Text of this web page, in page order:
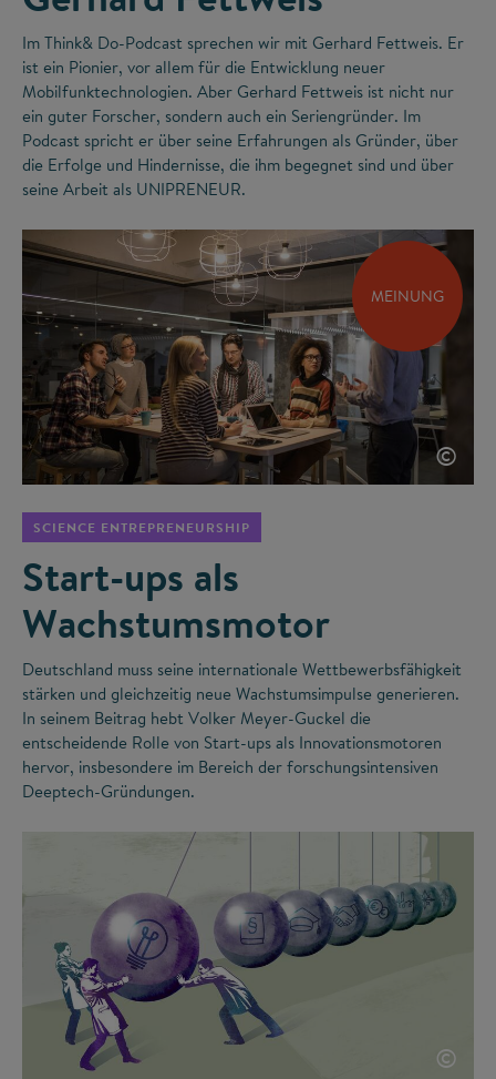
Im Think& Do-Podcast sprechen wir mit Gerhard Fettweis. Er
ist ein Pionier, vor allem für die Entwicklung neuer
Mobilfunktechnologien. Aber Gerhard Fettweis ist nicht nur
ein guter Forscher, sondern auch ein Seriengründer. Im
Podcast spricht er über seine Erfahrungen als Gründer, über
die Erfolge und Hindernisse, die ihm begegnet sind und über
seine Arbeit als UNIPRENEUR.
MEINUNG
©
SCIENCE ENTREPRENEURSHIP
Start-ups als
Wachstumsmotor
Deutschland muss seine internationale Wettbewerbsfähigkeit
stärken und gleichzeitig neue Wachstumsimpulse generieren.
In seinem Beitrag hebt Volker Meyer-Guckel die
entscheidende Rolle von Start-ups als Innovationsmotoren
hervor, insbesondere im Bereich der forschungsintensiven
Deeptech-Gründungen.
©